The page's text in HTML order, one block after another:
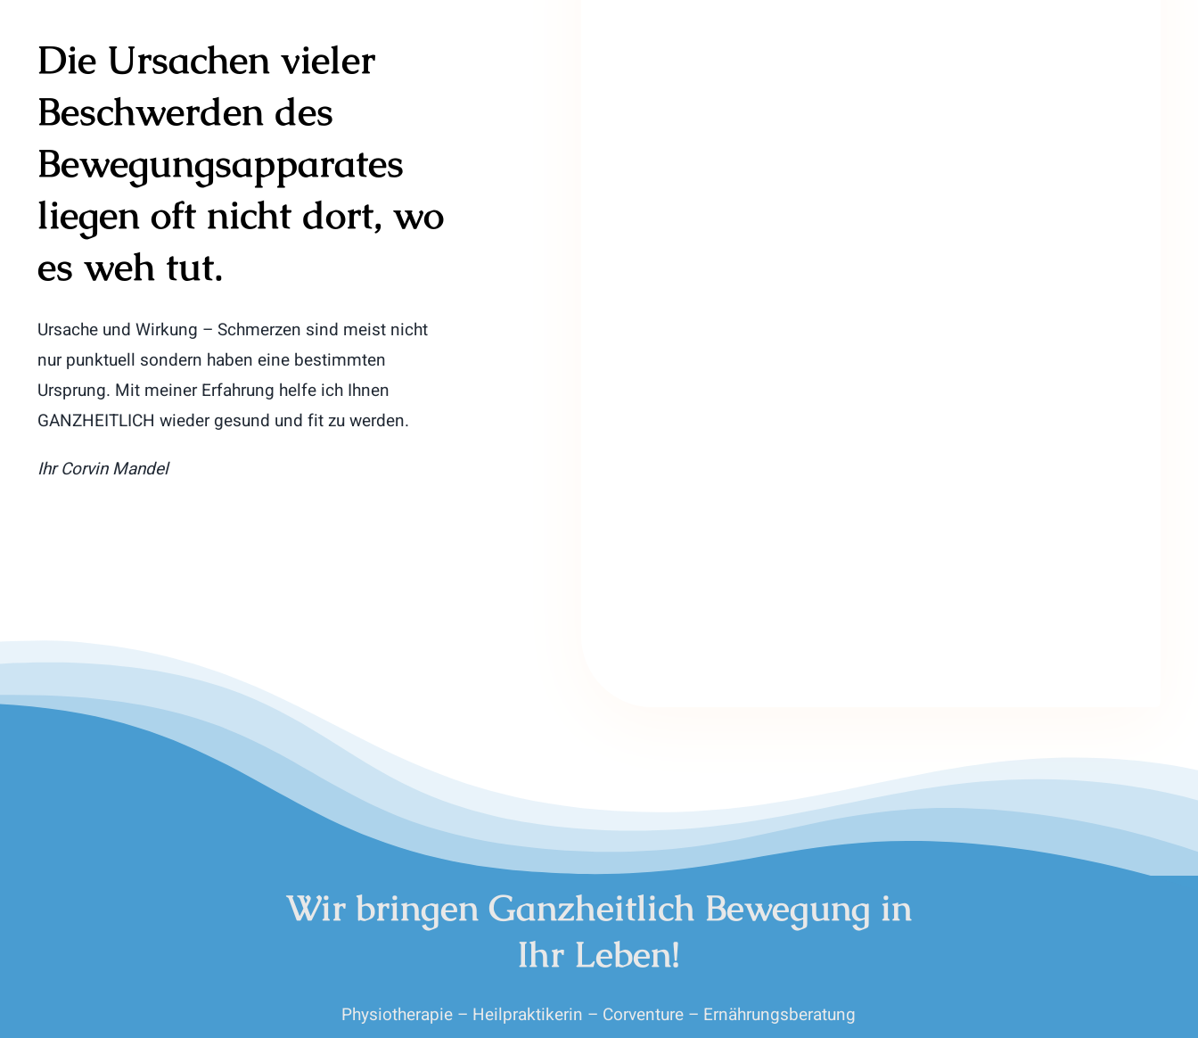
Die Ursachen vieler
Beschwerden des
Bewegungsapparates
liegen oft nicht dort, wo
es weh tut.
Ursache und Wirkung – Schmerzen sind meist nicht
nur punktuell sondern haben eine bestimmten
Ursprung. Mit meiner Erfahrung helfe ich Ihnen
GANZHEITLICH wieder gesund und fit zu werden.
Ihr Corvin Mandel
Wir bringen Ganzheitlich Bewegung in
Ihr Leben!
Physiotherapie – Heilpraktikerin – Corventure – Ernährungsberatung